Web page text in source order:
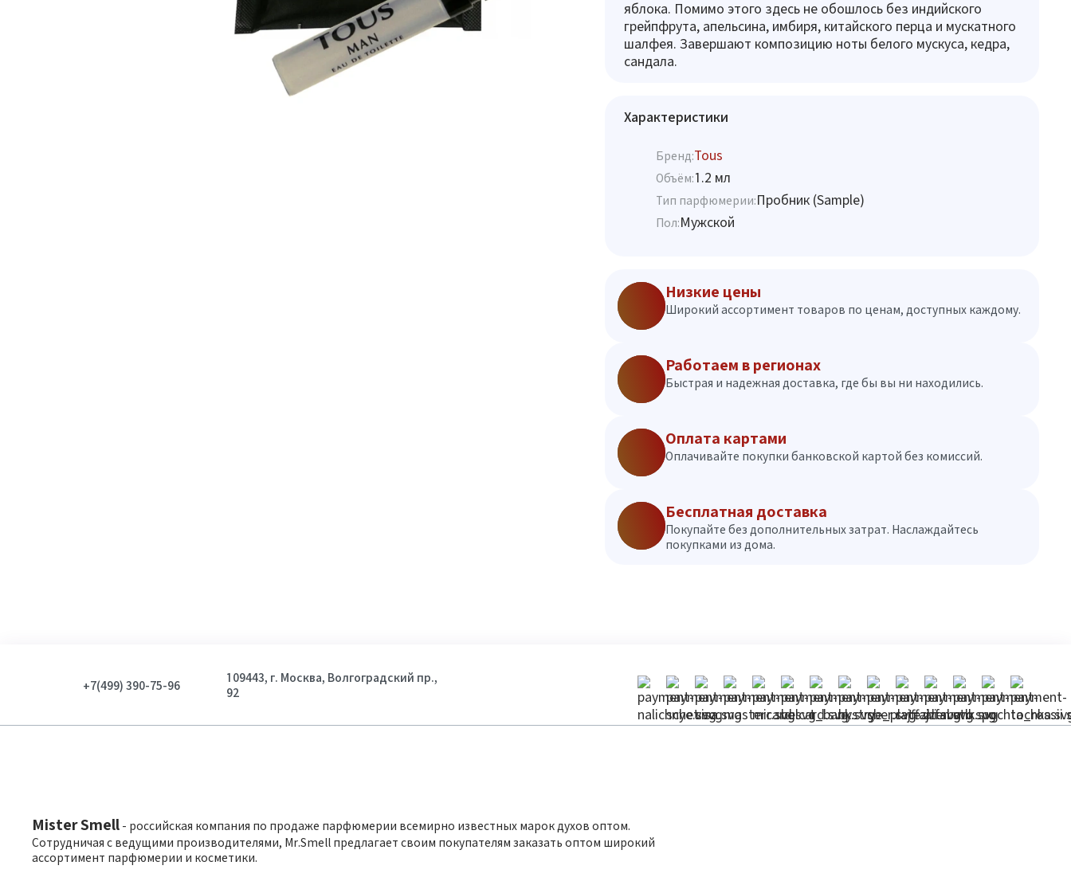
яблока. Помимо этого здесь не обошлось без индийского
грейпфрута, апельсина, имбиря, китайского перца и мускатного
шалфея. Завершают композицию ноты белого мускуса, кедра,
сандала.
Характеристики
Бренд:Tous
Объём:1.2 мл
Тип парфюмерии:Пробник (Sample)
Пол:Мужской
Низкие цены
Широкий ассортимент товаров по ценам, доступных каждому.
Работаем в регионах
Быстрая и надежная доставка, где бы вы ни находились.
Оплата картами
Оплачивайте покупки банковской картой без комиссий.
Бесплатная доставка
Покупайте без дополнительных затрат. Наслаждайтесь
покупками из дома.
+7(499) 390-75-96
109443, г. Москва, Волгоградский пр.,
92
Mister Smell - российская компания по продаже парфюмерии всемирно известных марок духов оптом.
Сотрудничая с ведущими производителями, Mr.Smell предлагает своим покупателям заказать оптом широкий
ассортимент парфюмерии и косметики.